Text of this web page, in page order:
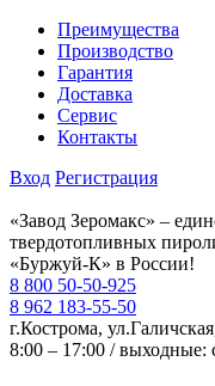
Преимущества
Производство
Гарантия
Доставка
Сервис
Контакты
Вход Регистрация
«Завод Зеромакс» –
твердотопливных
«Буржуй-К» в России!
8 800 50-50-925
8 962 183-55-50
г.Кострома,
8:00 – 17:00 / выходные: